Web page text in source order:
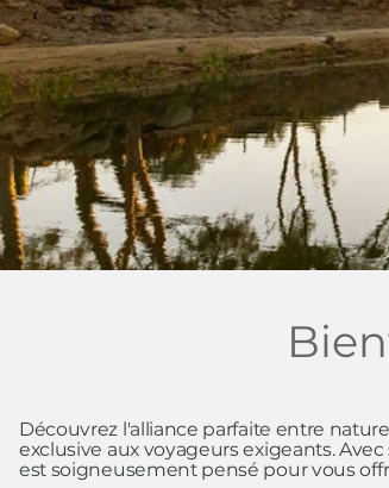
Découvrez l'alliance parfaite entre
exclusive aux voyageurs exigeants.
est soigneusement pensé pour vous